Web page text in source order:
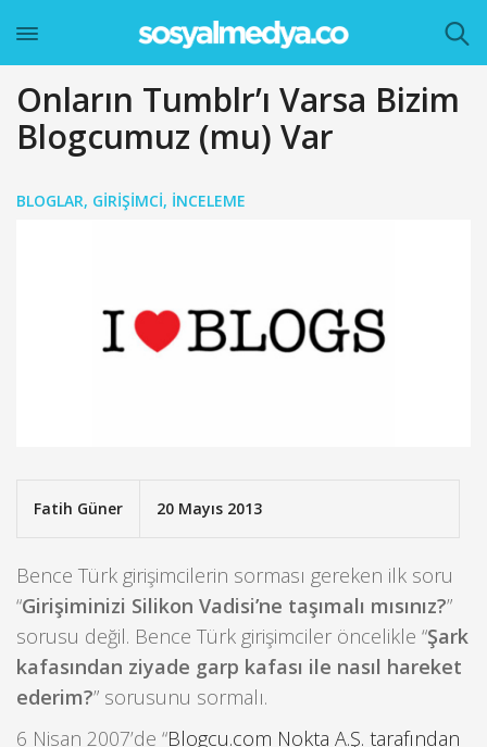
Onların Tumblr’ı Varsa Bizim
Blogcumuz (mu) Var
BLOGLAR, GIRIŞIMCI, İNCELEME
Fatih Güner 20 Mayıs 2013
Bence Türk girişimcilerin sorması gereken ilk soru
“Girişiminizi Silikon Vadisi’ne taşımalı mısınız?”
sorusu değil. Bence Türk girişimciler öncelikle “Şark
kafasından ziyade garp kafası ile nasıl hareket
ederim?” sorusunu sormalı.
6 Nisan 2007’de “Blogcu.com Nokta A.Ş. tarafından